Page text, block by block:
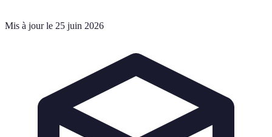
Mis à jour le 25 juin 2026